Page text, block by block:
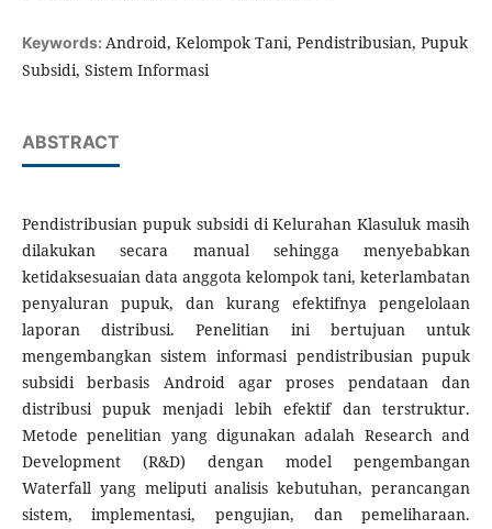
Keywords: Android, Kelompok Tani, Pendistribusian, Pupuk
Subsidi, Sistem Informasi
ABSTRACT
Pendistribusian pupuk subsidi di Kelurahan Klasuluk masih
dilakukan secara manual sehingga menyebabkan
ketidaksesuaian data anggota kelompok tani, keterlambatan
penyaluran pupuk, dan kurang efektifnya pengelolaan
laporan distribusi. Penelitian ini bertujuan untuk
mengembangkan sistem informasi pendistribusian pupuk
subsidi berbasis Android agar proses pendataan dan
distribusi pupuk menjadi lebih efektif dan terstruktur.
Metode penelitian yang digunakan adalah Research and
Development (R&D) dengan model pengembangan
Waterfall yang meliputi analisis kebutuhan, perancangan
sistem, implementasi, pengujian, dan pemeliharaan.